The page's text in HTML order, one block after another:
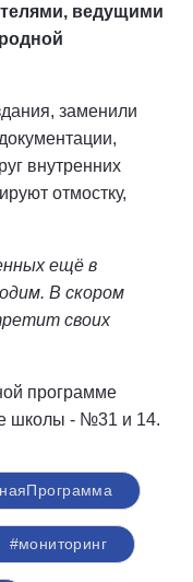
ведущими
заменили
внутренних
отмостку,
ещё в
В скором
своих
программе
школы - №31 и 14.
#мониторинг